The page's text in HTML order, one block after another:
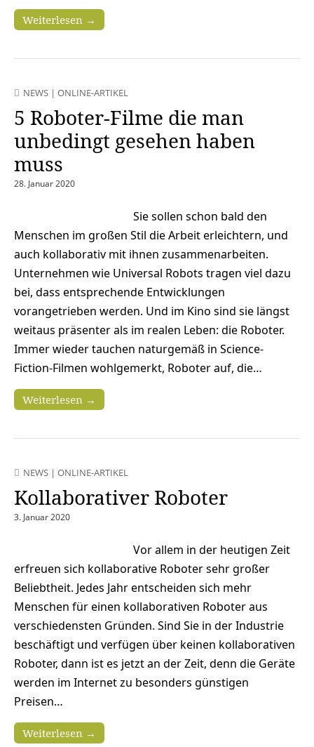
Weiterlesen →
NEWS | ONLINE-ARTIKEL
5 Roboter-Filme die man
unbedingt gesehen haben
muss
28. Januar 2020
Sie sollen schon bald den
Menschen im großen Stil die Arbeit erleichtern, und
auch kollaborativ mit ihnen zusammenarbeiten.
Unternehmen wie Universal Robots tragen viel dazu
bei, dass entsprechende Entwicklungen
vorangetrieben werden. Und im Kino sind sie längst
weitaus präsenter als im realen Leben: die Roboter.
Immer wieder tauchen naturgemäß in Science-
Fiction-Filmen wohlgemerkt, Roboter auf, die…
Weiterlesen →
NEWS | ONLINE-ARTIKEL
Kollaborativer Roboter
3. Januar 2020
Vor allem in der heutigen Zeit
erfreuen sich kollaborative Roboter sehr großer
Beliebtheit. Jedes Jahr entscheiden sich mehr
Menschen für einen kollaborativen Roboter aus
verschiedensten Gründen. Sind Sie in der Industrie
beschäftigt und verfügen über keinen kollaborativen
Roboter, dann ist es jetzt an der Zeit, denn die Geräte
werden im Internet zu besonders günstigen
Preisen…
Weiterlesen →